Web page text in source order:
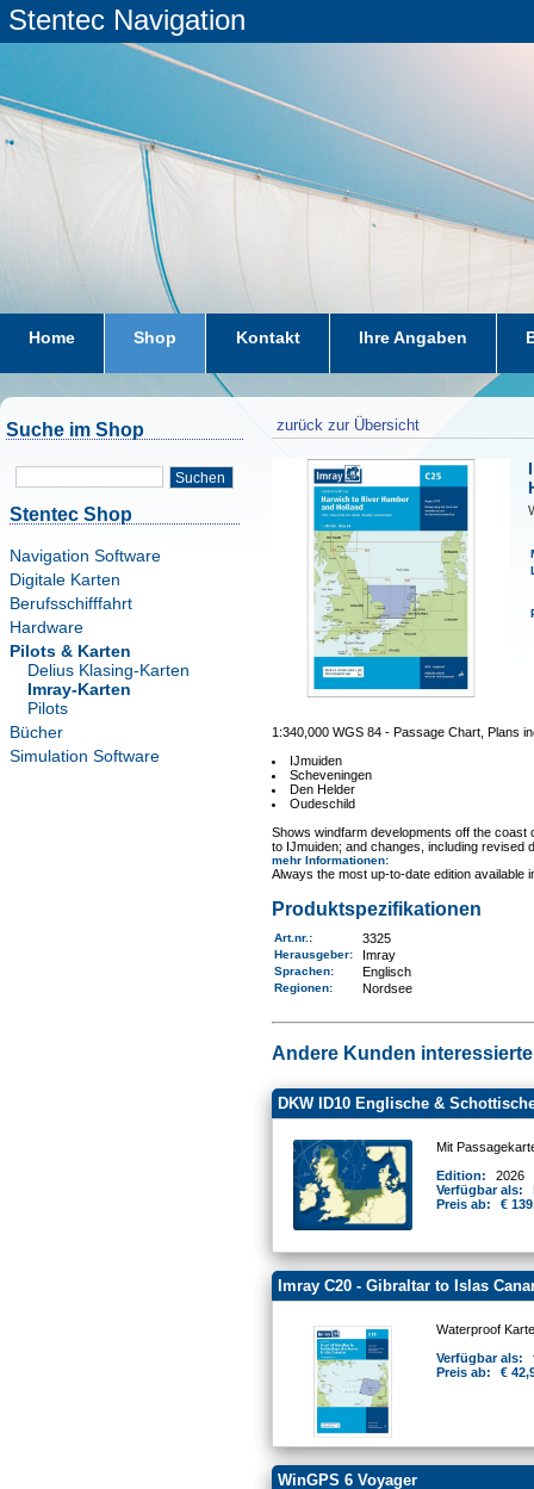
Stentec Navigation
Home Shop Kontakt Ihre Angaben
Suche im Shop
Suchen
Stentec Shop
Navigation Software
Digitale Karten
Berufsschifffahrt
Hardware
Pilots & Karten
Delius Klasing-Karten
Imray-Karten
Pilots
Bücher
Simulation Software
zurück zur Übersicht
1:340,000 WGS 84 - Passage Chart, Plans
IJmuiden
Scheveningen
Den Helder
Oudeschild
Shows windfarm developments off the
to IJmuiden; and changes, including revised
mehr Informationen:
Always the most up-to-date edition
Produktspezifikationen
Art.nr. : 3325
Herausgeber: Imray
Sprachen: Englisch
Regionen: Nordsee
Andere Kunden
DKW ID10 Englische &
Mit
Edition:
2026
Verfügbar als:
Preis ab:
€
Imray C20 - Gibraltar to Islas
Waterproof
Verfügbar als:
Preis ab:
€
WinGPS 6 Voyager